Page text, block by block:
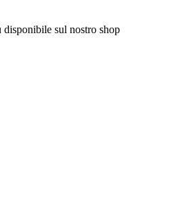
sul nostro shop